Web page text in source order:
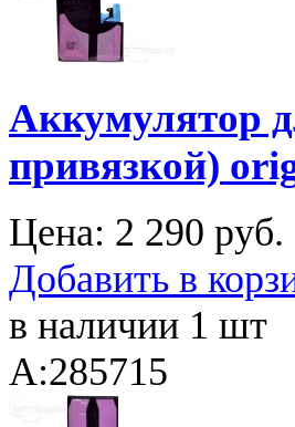
Аккумулятор
привязкой)
Цена: 2 290 руб.
Добавить в
в наличии 1 шт
A:285715